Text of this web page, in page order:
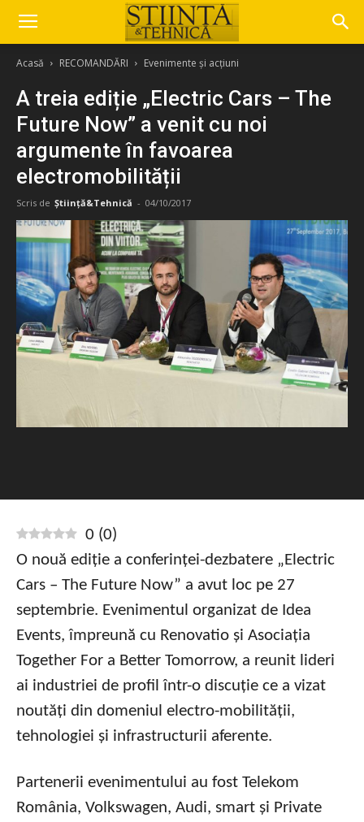
Acasă RECOMANDĂRI Evenimente și acțiuni
A treia ediție „Electric Cars – The
Future Now” a venit cu noi
argumente în favoarea
electromobilității
Scris de Știință&Tehnică - 04/10/2017
0 (0)
O nouă ediție a conferinței-dezbatere „Electric
Cars – The Future Now” a avut loc pe 27
septembrie. Evenimentul organizat de Idea
Events, împreună cu Renovatio și Asociația
Together For a Better Tomorrow, a reunit lideri
ai industriei de profil într-o discuție ce a vizat
noutăți din domeniul electro-mobilității,
tehnologiei și infrastructurii aferente.
Partenerii evenimentului au fost Telekom
România, Volkswagen, Audi, smart și Private